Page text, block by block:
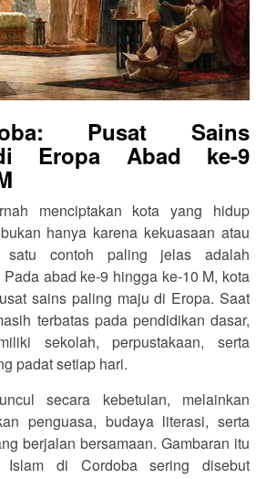
Pusat Sains
Eropa Abad ke-9
menciptakan kota yang hidup
hanya karena kekuasaan atau
satu contoh paling jelas adalah
abad ke-9 hingga ke-10 M, kota
sains paling maju di Eropa. Saat
terbatas pada pendidikan dasar,
sekolah, perpustakaan, serta
padat setiap hari.
secara kebetulan, melainkan
penguasa, budaya literasi, serta
berjalan bersamaan. Gambaran itu
Islam di Cordoba sering disebut